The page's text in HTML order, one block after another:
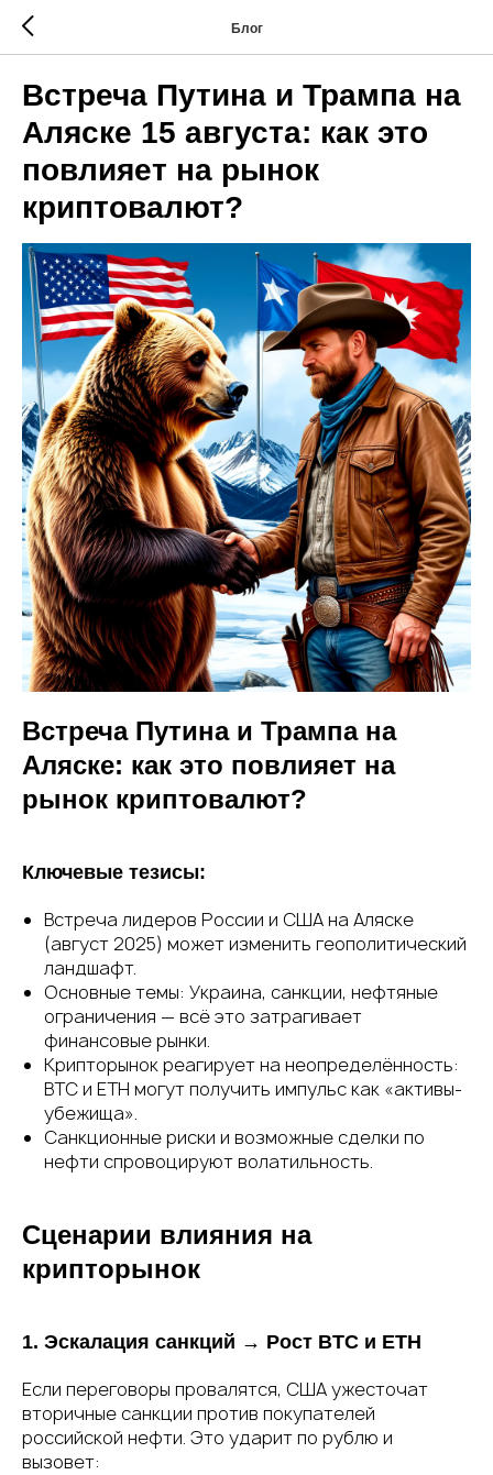
Блог
Встреча Путина и Трампа на
Аляске 15 августа: как это
повлияет на рынок
криптовалют?
Встреча Путина и Трампа на
Аляске: как это повлияет на
рынок криптовалют?
Ключевые тезисы:
Встреча лидеров России и США на Аляске
(август 2025) может изменить геополитический
ландшафт.
Основные темы: Украина, санкции, нефтяные
ограничения — всё это затрагивает
финансовые рынки.
Крипторынок реагирует на неопределённость:
BTC и ETH могут получить импульс как «активы-
убежища».
Санкционные риски и возможные сделки по
нефти спровоцируют волатильность.
Сценарии влияния на
крипторынок
1. Эскалация санкций → Рост BTC и ETH
Если переговоры провалятся, США ужесточат
вторичные санкции против покупателей
российской нефти. Это ударит по рублю и
вызовет: